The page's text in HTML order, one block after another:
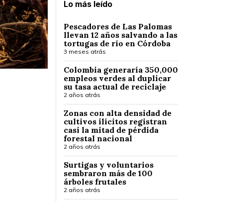
Lo más leído
Pescadores de Las Palomas
llevan 12 años salvando a las
tortugas de río en Córdoba
3 meses atrás
Colombia generaría 350,000
empleos verdes al duplicar
su tasa actual de reciclaje
2 años atrás
Zonas con alta densidad de
cultivos ilícitos registran
casi la mitad de pérdida
forestal nacional
2 años atrás
Surtigas y voluntarios
sembraron más de 100
árboles frutales
2 años atrás